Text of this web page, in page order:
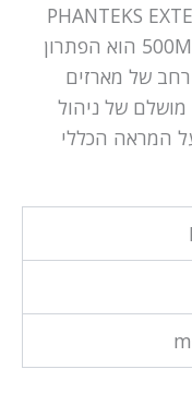
PHANTEKS
500MM BLACK/RED PH-CB-CMBO-BR הוא הפתרון
של מארזים
מושלם של ניהול
המראה הכללי